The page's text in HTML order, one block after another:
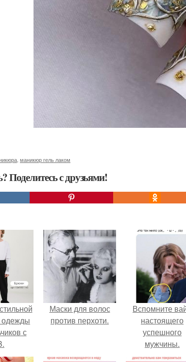
маникюр гель лаком
Поделитесь с друзьями!
одежды
с
Маски для волос
против перхоти.
Вспомните
настоящего
успешного
мужчины.